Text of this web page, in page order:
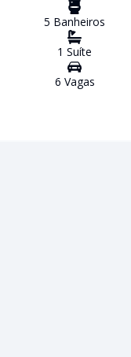
5 Banheiros
1 Suíte
6 Vagas